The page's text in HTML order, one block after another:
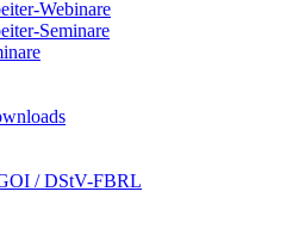
Webinare
Seminare
/ DStV-FBRL